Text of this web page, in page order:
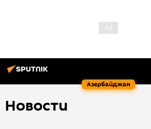
Азербайджан
Новости